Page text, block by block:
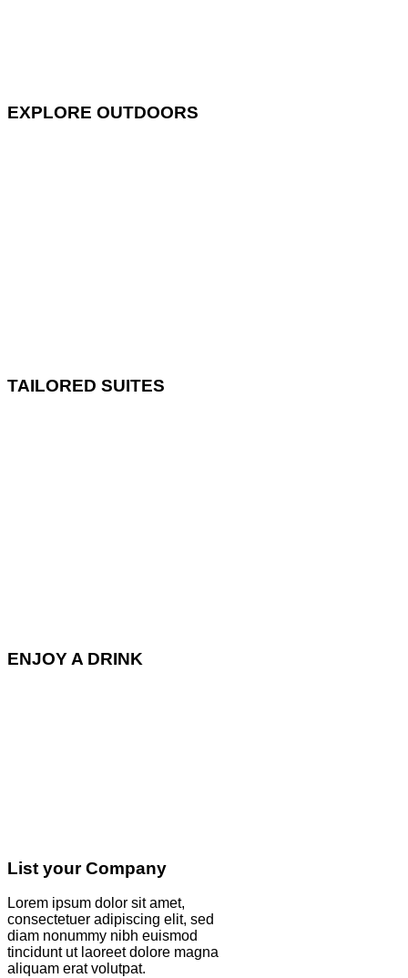
EXPLORE OUTDOORS
TAILORED SUITES
ENJOY A DRINK
List your Company
Lorem ipsum dolor sit amet,
consectetuer adipiscing elit, sed
diam nonummy nibh euismod
tincidunt ut laoreet dolore magna
aliquam erat volutpat.